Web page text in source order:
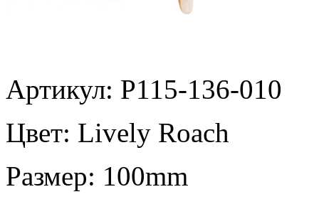
Артикул: P115-136-010
Цвет: Lively Roach
Размер: 100mm